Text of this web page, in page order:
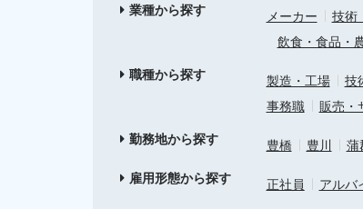
業種から探す メーカー 技術
飲食・食品・
職種から探す
製造・工場 技
事務職
販売・
勤務地から探す
豊橋 豊川 蒲
雇用形態から探す
正社員 アルバ